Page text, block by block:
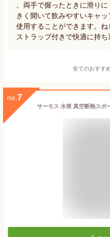
。両手で握ったときに滑り
きく開いて飲みやすいキャ
使用することができます。
ストラップ付きで快適に持ち
全てのおすす
no. 7